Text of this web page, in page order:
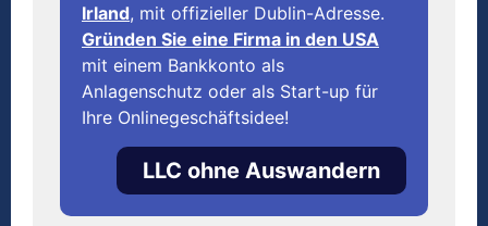
Irland, mit offizieller Dublin-Adresse.
Gründen Sie eine Firma in den USA
mit einem Bankkonto als
Anlagenschutz oder als Start-up für
Ihre Onlinegeschäftsidee!
LLC ohne Auswandern